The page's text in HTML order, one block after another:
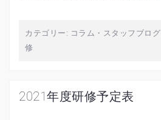
カテゴリー: コラム ・ スタッフブログ
修
2021年度研修予定表